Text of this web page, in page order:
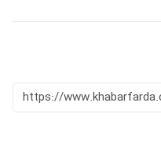
https://